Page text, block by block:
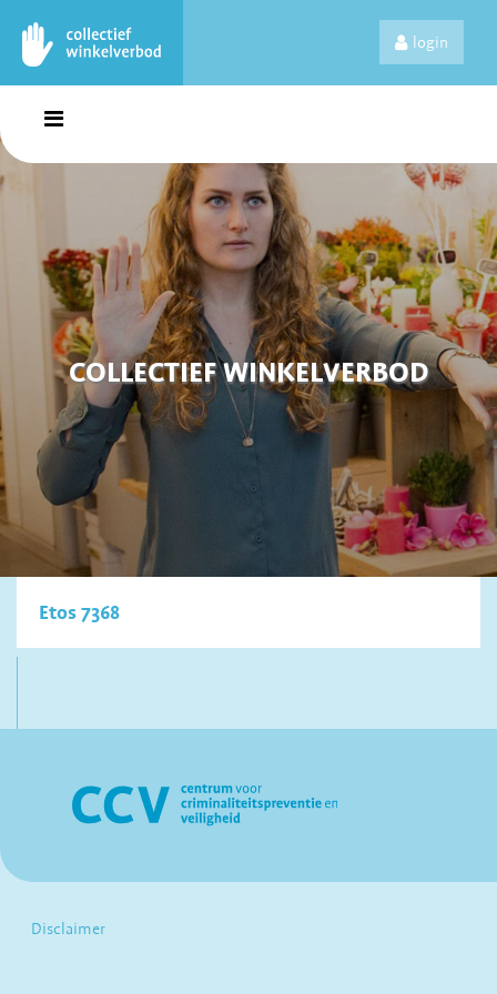
login
COLLECTIEF WINKELVERBOD
Etos 7368
Disclaimer